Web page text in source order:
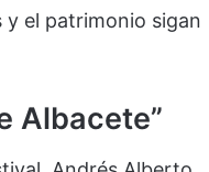
el patrimonio sigan
Albacete”